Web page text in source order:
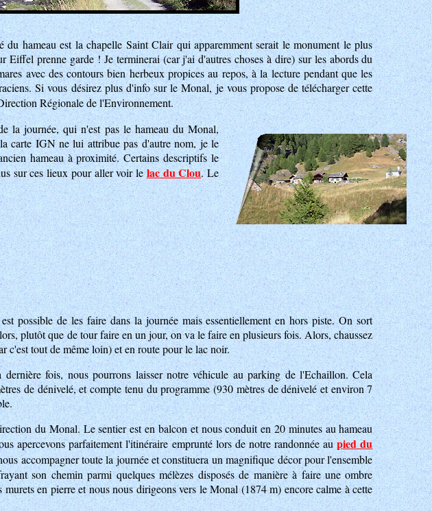
du hameau est la chapelle Saint Clair qui apparemment serait le monument le plus
Eiffel prenne garde ! Je terminerai (car j'ai d'autres choses à dire) sur les abords du
avec des contours bien herbeux propices au repos, à la lecture pendant que les
Si vous désirez plus d'info sur le Monal, je vous propose de télécharger cette
Régionale de l'Environnement.
la journée, qui n'est pas le hameau du Monal,
carte IGN ne lui attribue pas d'autre nom, je le
hameau à proximité. Certains descriptifs le
sur ces lieux pour aller voir lelac du Clou. Le
possible de les faire dans la journée mais essentiellement en hors piste. On sort
plutôt que de tour faire en un jour, on va le faire en plusieurs fois. Alors, chaussez
c'est tout de même loin) et en route pour le lac noir.
dernière fois, nous pourrons laisser notre véhicule au parking de l'Echaillon. Cela
de dénivelé, et compte tenu du programme (930 mètres de dénivelé et environ 7
du Monal. Le sentier est en balcon et nous conduit en 20 minutes au hameau
apercevons parfaitement l'itinéraire emprunté lors de notre randonnée aupied du
accompagner toute la journée et constituera un magnifique décor pour l'ensemble
son chemin parmi quelques mélèzes disposés de manière à faire une ombre
en pierre et nous nous dirigeons vers le Monal (1874 m) encore calme à cette